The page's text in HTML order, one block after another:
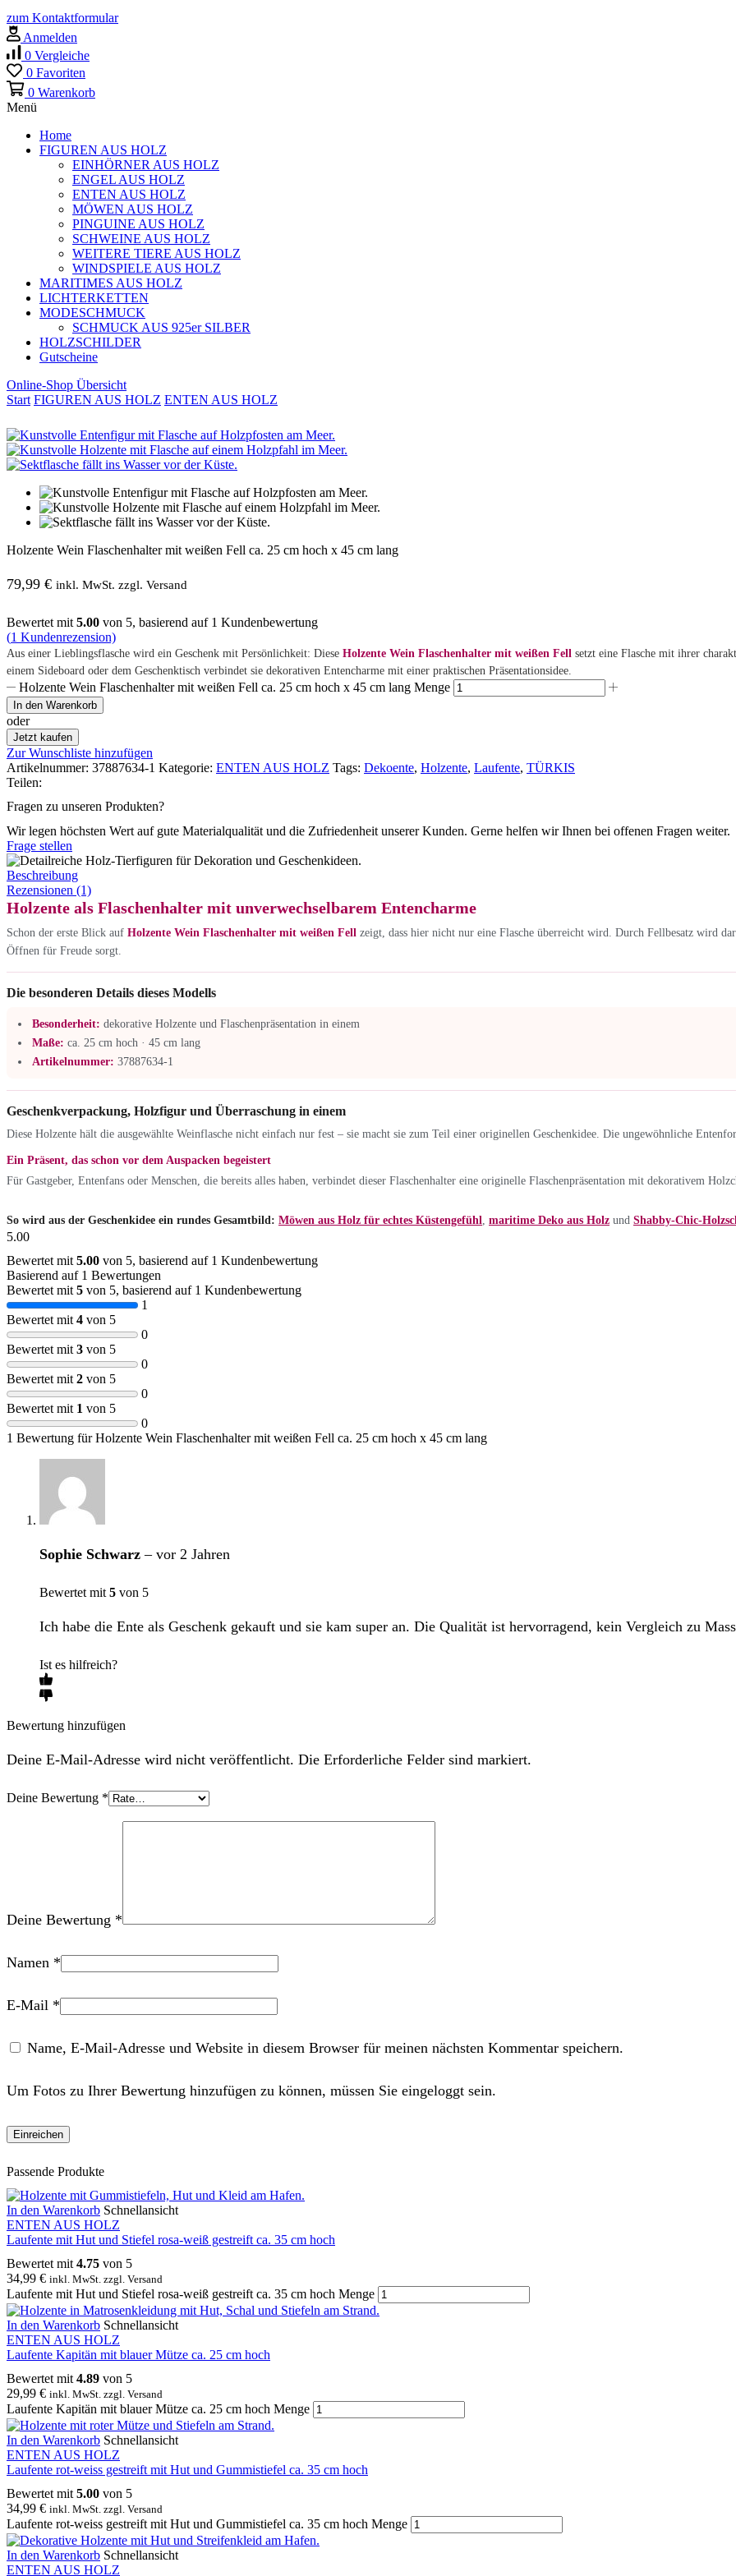
zum Kontaktformular
Anmelden
0 Vergleiche
0 Favoriten
0 Warenkorb
Menü
Home
FIGUREN AUS HOLZ
EINHÖRNER AUS HOLZ
ENGEL AUS HOLZ
ENTEN AUS HOLZ
MÖWEN AUS HOLZ
PINGUINE AUS HOLZ
SCHWEINE AUS HOLZ
WEITERE TIERE AUS HOLZ
WINDSPIELE AUS HOLZ
MARITIMES AUS HOLZ
LICHTERKETTEN
MODESCHMUCK
SCHMUCK AUS 925er SILBER
HOLZSCHILDER
Gutscheine
Online-Shop Übersicht
Start FIGUREN AUS HOLZ ENTEN AUS HOLZ
Holzente Wein Flaschenhalter mit weißen Fell ca. 25 cm hoch x 45 cm lang
79,99 € inkl. MwSt. zzgl. Versand
Bewertet mit 5.00 von 5, basierend auf 1 Kundenbewertung
(1 Kundenrezension)
Aus einer Lieblingsflasche wird ein Geschenk mit Persönlichkeit: Diese Holzente Wein Flaschenhalter mit weißen Fell setzt eine Flasche mit ihrer
einem Sideboard oder dem Geschenktisch verbindet sie dekorativen Entencharme mit einer praktischen Präsentationsidee.
Holzente Wein Flaschenhalter mit weißen Fell ca. 25 cm hoch x 45 cm lang Menge
In den Warenkorb
oder
Jetzt kaufen
Zur Wunschliste hinzufügen
Artikelnummer: 37887634-1 Kategorie: ENTEN AUS HOLZ Tags: Dekoente, Holzente, Laufente, TÜRKIS
Teilen:
Fragen zu unseren Produkten?
Wir legen höchsten Wert auf gute Materialqualität und die Zufriedenheit unserer Kunden. Gerne helfen wir Ihnen bei offenen Fragen weiter.
Frage stellen
Beschreibung
Rezensionen (1)
Holzente als Flaschenhalter mit unverwechselbarem Entencharme
Schon der erste Blick auf Holzente Wein Flaschenhalter mit weißen Fell zeigt, dass hier nicht nur eine Flasche überreicht wird. Durch Fellbesatz wird
Öffnen für Freude sorgt.
Die besonderen Details dieses Modells
Besonderheit: dekorative Holzente und Flaschenpräsentation in einem
Maße: ca. 25 cm hoch · 45 cm lang
Artikelnummer: 37887634-1
Geschenkverpackung, Holzfigur und Überraschung in einem
Diese Holzente hält die ausgewählte Weinflasche nicht einfach nur fest – sie macht sie zum Teil einer originellen Geschenkidee. Die ungewöhnliche
Ein Präsent, das schon vor dem Auspacken begeistert
Für Gastgeber, Entenfans oder Menschen, die bereits alles haben, verbindet dieser Flaschenhalter eine originelle Flaschenpräsentation mit dekorativem
So wird aus der Geschenkidee ein rundes Gesamtbild: Möwen aus Holz für echtes Küstengefühl maritime Deko aus Holz und Shabby-Chic-
5.00
Bewertet mit 5.00 von 5, basierend auf 1 Kundenbewertung
Basierend auf 1 Bewertungen
Bewertet mit 5 von 5, basierend auf 1 Kundenbewertung
1
Bewertet mit 4 von 5
0
Bewertet mit 3 von 5
0
Bewertet mit 2 von 5
0
Bewertet mit 1 von 5
0
1 Bewertung fürHolzente Wein Flaschenhalter mit weißen Fell ca. 25 cm hoch x 45 cm lang
Sophie Schwarz– vor 2 Jahren
Bewertet mit 5 von 5
Ich habe die Ente als Geschenk gekauft und sie kam super an. Die Qualität ist hervorragend, kein Vergleich zu
Ist es hilfreich?
Bewertung hinzufügen
Deine E-Mail-Adresse wird nicht veröffentlicht. Die Erforderliche Felder sind markiert.
Deine Bewertung *
Deine Bewertung *
Namen *
E-Mail *
Name, E-Mail-Adresse und Website in diesem Browser für meinen nächsten Kommentar speichern.
Um Fotos zu Ihrer Bewertung hinzufügen zu können, müssen Sie eingeloggt sein.
Passende Produkte
In den Warenkorb Schnellansicht
ENTEN AUS HOLZ
Laufente mit Hut und Stiefel rosa-weiß gestreift ca. 35 cm hoch
Bewertet mit 4.75 von 5
34,99 € inkl. MwSt. zzgl. Versand
Laufente mit Hut und Stiefel rosa-weiß gestreift ca. 35 cm hoch Menge
In den Warenkorb Schnellansicht
ENTEN AUS HOLZ
Laufente Kapitän mit blauer Mütze ca. 25 cm hoch
Bewertet mit 4.89 von 5
29,99 € inkl. MwSt. zzgl. Versand
Laufente Kapitän mit blauer Mütze ca. 25 cm hoch Menge
In den Warenkorb Schnellansicht
ENTEN AUS HOLZ
Laufente rot-weiss gestreift mit Hut und Gummistiefel ca. 35 cm hoch
Bewertet mit 5.00 von 5
34,99 € inkl. MwSt. zzgl. Versand
Laufente rot-weiss gestreift mit Hut und Gummistiefel ca. 35 cm hoch Menge
In den Warenkorb Schnellansicht
ENTEN AUS HOLZ